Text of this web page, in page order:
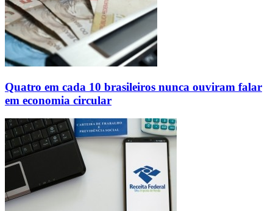
Quatro em cada 10 brasileiros nunca ouviram falar
em economia circular